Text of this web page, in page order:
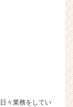
々業務をしてい